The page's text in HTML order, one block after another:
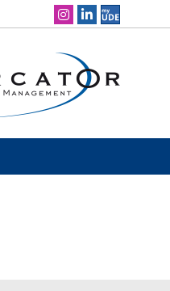
Social Media Navigation